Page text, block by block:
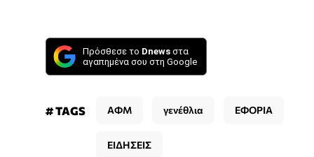
Πρόσθεσε το Dnews στα
αγαπημένα σου στη Google
# TAGS ΑΦΜ γενέθλια ΕΦΟΡΙΑ
ΕΙΔΗΣΕΙΣ